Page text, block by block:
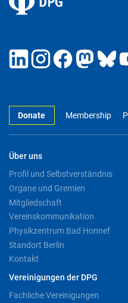
Donate Membership
Über uns
Profil und Selbstverständnis
Organe und Gremien
Mitgliedschaft
Vereinskommunikation
Physikzentrum Bad Honnef
Standort Berlin
Kontakt
Vereinigungen der DPG
Fachliche Vereinigungen